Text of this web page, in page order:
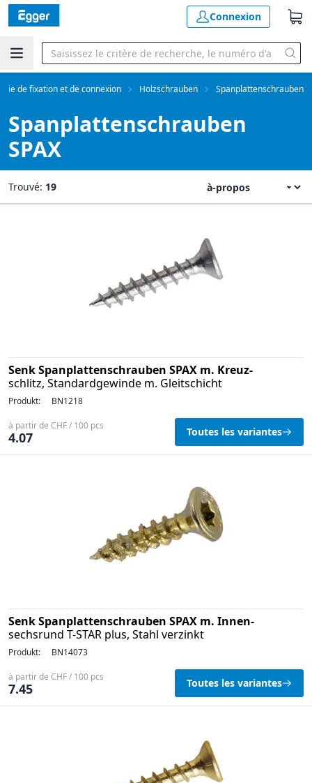
Connexion
de fixation et de connexion Holzschrauben Spanplattenschrauben
Spanplattenschrauben
SPAX
Trouvé: 19
Senk Spanplattenschrauben SPAX m. Kreuz-
schlitz, Standardgewinde m. Gleitschicht
Produkt: BN1218
à partir de CHF / 100 pcs
4.07 Toutes les variantes
Senk Spanplattenschrauben SPAX m. Innen-
sechsrund T-STAR plus, Stahl verzinkt
Produkt: BN14073
à partir de CHF / 100 pcs
7.45 Toutes les variantes